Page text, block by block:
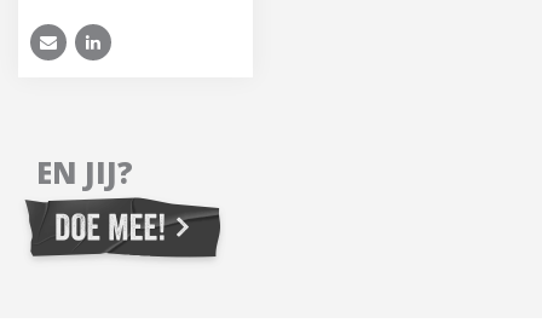
EN JIJ?